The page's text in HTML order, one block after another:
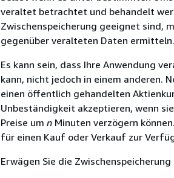
veraltet betrachtet und behandelt
Zwischenspeicherung geeignet sind,
gegenüber veralteten Daten ermitteln.
Es kann sein, dass Ihre Anwendung
kann, nicht jedoch in einem anderen.
einen öffentlich gehandelten
Unbeständigkeit akzeptieren, wenn
Preise um n Minuten verzögern
für einen Kauf oder Verkauf zur
Erwägen Sie die